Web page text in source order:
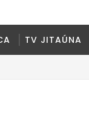
TV JITAÚNA